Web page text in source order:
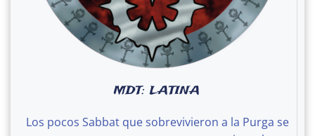
MDT: LATINA
Los pocos Sabbat que sobrevivieron a la Purga se